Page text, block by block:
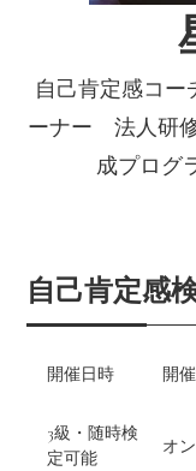
自己肯定感コー
ーナー 法人研
成プログ
自己肯定感
開催日時 開
3級・随時検
定可能
オ